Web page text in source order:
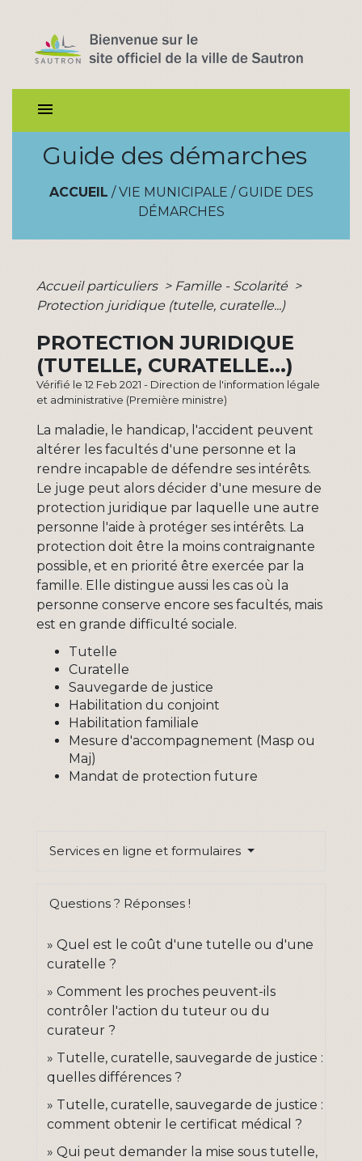
menu
Guide des démarches
ACCUEIL / VIE MUNICIPALE / GUIDE DES
DÉMARCHES
Accueil particuliers > Famille - Scolarité >
Protection juridique (tutelle, curatelle...)
PROTECTION JURIDIQUE
(TUTELLE, CURATELLE...)
Vérifié le 12 Feb 2021 - Direction de l'information légale
et administrative (Première ministre)
La maladie, le handicap, l'accident peuvent
altérer les facultés d'une personne et la
rendre incapable de défendre ses intérêts.
Le juge peut alors décider d'une mesure de
protection juridique par laquelle une autre
personne l'aide à protéger ses intérêts. La
protection doit être la moins contraignante
possible, et en priorité être exercée par la
famille. Elle distingue aussi les cas où la
personne conserve encore ses facultés, mais
est en grande difficulté sociale.
Tutelle
Curatelle
Sauvegarde de justice
Habilitation du conjoint
Habilitation familiale
Mesure d'accompagnement (Masp ou
Maj)
Mandat de protection future
Services en ligne et formulaires
Questions ? Réponses !
Quel est le coût d'une tutelle ou d'une
curatelle ?
Comment les proches peuvent-ils
contrôler l'action du tuteur ou du
curateur ?
Tutelle, curatelle, sauvegarde de justice :
quelles différences ?
Tutelle, curatelle, sauvegarde de justice :
comment obtenir le certificat médical ?
Qui peut demander la mise sous tutelle,